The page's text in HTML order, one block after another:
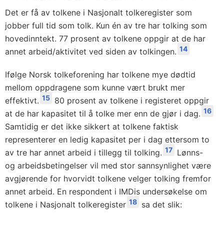
Det er få av tolkene i Nasjonalt tolkeregister som
jobber full tid som tolk. Kun én av tre har tolking som
hovedinntekt. 77 prosent av tolkene oppgir at de har
annet arbeid/aktivitet ved siden av tolkingen. 14
Ifølge Norsk tolkeforening har tolkene mye dødtid
mellom oppdragene som kunne vært brukt mer
effektivt. 15 80 prosent av tolkene i registeret oppgir
at de har kapasitet til å tolke mer enn de gjør i dag. 16
Samtidig er det ikke sikkert at tolkene faktisk
representerer en ledig kapasitet per i dag ettersom to
av tre har annet arbeid i tillegg til tolking. 17 Lønns-
og arbeidsbetingelser vil med stor sannsynlighet være
avgjørende for hvorvidt tolkene velger tolking fremfor
annet arbeid. En respondent i IMDis undersøkelse om
tolkene i Nasjonalt tolkeregister 18 sa det slik: